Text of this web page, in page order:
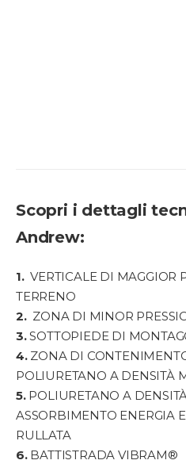
Scopri i dettagli
Andrew:
1.VERTICALE DI MAGGIOR
TERRENO
2. ZONA DI MINOR
3.SOTTOPIEDE DI
4.ZONA DI
POLIURETANO A DENSITÀ
5.POLIURETANO A
ASSORBIMENTO ENERGIA
RULLATA
6.BATTISTRADA VIBRAM®